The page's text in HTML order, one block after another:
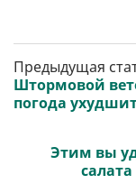
Предыдущая
Штормовой
погода
Этим вы